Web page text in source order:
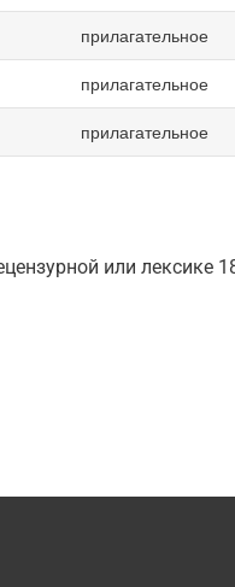
прилагательное
прилагательное
прилагательное
или лексике